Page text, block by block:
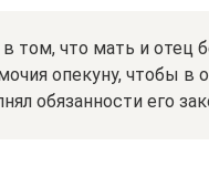
том, что мать и отец
опекуну, чтобы в
обязанности его